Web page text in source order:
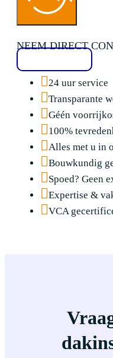
NEEM DIRECT
24 uur service
Transparante
Géén
100%
Alles met u in
Bouwkundig
Spoed? Geen
Expertise &
VCA